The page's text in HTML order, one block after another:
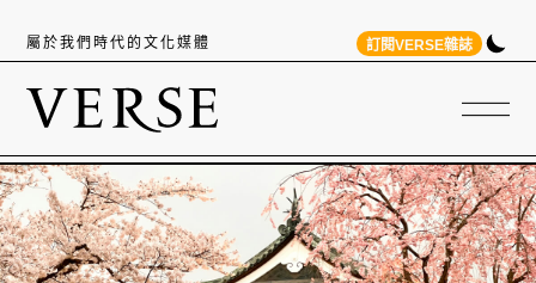
屬於我們時代的文化媒體 訂閱VERSE雜誌